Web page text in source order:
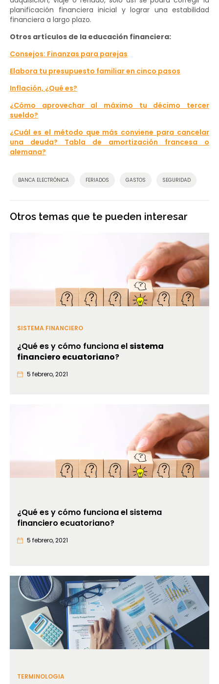
planificación financiera inicial y lograr una estabilidad
financiera a largo plazo.
Otros artículos de la educación financiera:
Consejos: Finanzas para parejas
Elabora tu presupuesto familiar en cinco pasos
Inflación, ¿Qué es?
¿Cómo aprovechar al máximo tu décimo tercer
sueldo?
¿Cuál es el método que más conviene para cancelar
una deuda? Tabla de amortización francesa o
alemana?
BANCA ELECTRÓNICA FERIADOS GASTOS SEGURIDAD
Otros temas que te pueden interesar
SISTEMA FINANCIERO
¿Qué es y cómo funciona elsistema
financiero ecuatoriano?
5 febrero, 2021
¿Qué es y cómo funciona el sistema
financiero ecuatoriano?
5 febrero, 2021
TERMINOLOGIA